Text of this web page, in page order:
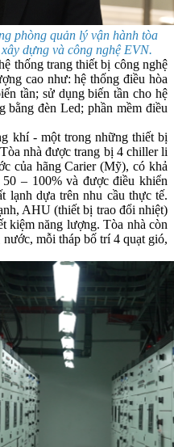
phòng quản lý vận hành tòa
dựng và công nghệ EVN.
thống trang thiết bị công nghệ
cao như: hệ thống điều hòa
tần; sử dụng biến tần cho hệ
bằng đèn Led; phần mềm điều
khí - một trong những thiết bị
nhà được trang bị 4 chiller li
của hãng Carier (Mỹ), có khả
– 100% và được điều khiển
lạnh dựa trên nhu cầu thực tế.
AHU (thiết bị trao đổi nhiệt)
kiệm năng lượng. Tòa nhà còn
mỗi tháp bố trí 4 quạt gió,